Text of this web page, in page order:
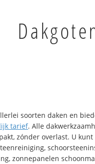
soorten daken en
tarief. Alle
zónder overlast. U kunt
zonnepanelen